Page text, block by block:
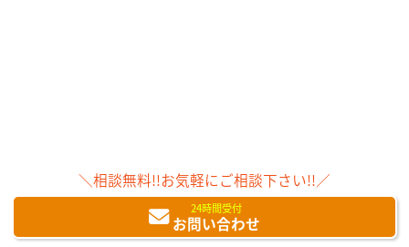
＼相談無料!!お気軽にご相談下さい!!／
24時間受付
お問い合わせ